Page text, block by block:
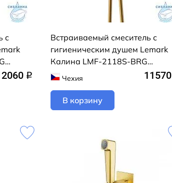
с
q
Встраиваемый смеситель с
гигиеническим душем Lemark
Калина LMF-2118S-BRG
(брашированное золото)
Чехия 11570
В корзину